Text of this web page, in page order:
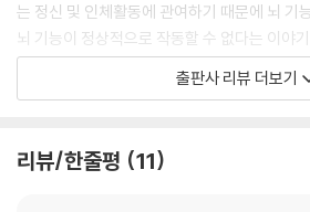
는 정신 및 인체활동에 관여하기 때문에 뇌 기
뇌 기능이 정상적으로 작동할 수 없다는 이야
말해 일상적인 활동을 하는 사람이 뇌 용량의
는 것은 잘못된 이야기다. ‘뇌 용량’의 10%가
터가 가진 무수히 많은 기능 중 극히 일부만을
출판사 리뷰 더보기
리뷰/한줄평 11